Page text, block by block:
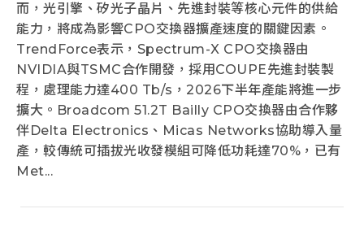
而，光引擎、矽光子晶片、先進封裝等核心元件的供給
能力，將成為影響CPO交換器擴產速度的關鍵因素。
TrendForce表示，Spectrum-X CPO交換器由
NVIDIA與TSMC合作開發，採用COUPE先進封裝製
程，處理能力達400 Tb/s，2026下半年產能將進一步
擴大。Broadcom 51.2T Bailly CPO交換器由合作夥
伴Delta Electronics、Micas Networks協助導入量
產，較傳統可插拔光收發模組可降低功耗達70%，已有
Met...